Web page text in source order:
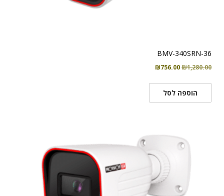
BMV-340SRN-36
₪1,280.00
המחיר
היה:
₪756.00
הוספה לסל